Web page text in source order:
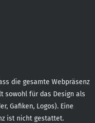
die gesamte Webpräsenz
sowohl für das Design als
Gafiken, Logos). Eine
ist nicht gestattet.